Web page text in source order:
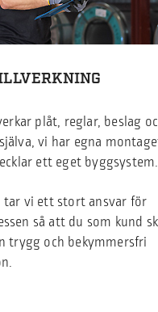
plåt, reglar, beslag
vi har egna
ett eget byggsystem.
tar vi ett stort ansvar för
så att du som kund
trygg och bekymmersfri